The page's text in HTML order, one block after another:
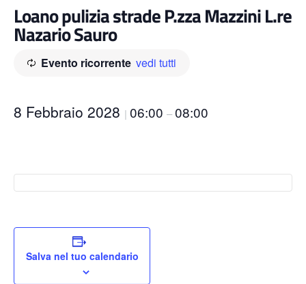
Loano pulizia strade P.zza Mazzini L.re
Nazario Sauro
Evento ricorrente vedi tutti
8 Febbraio 2028 | 06:00 –08:00
Salva nel tuo calendario